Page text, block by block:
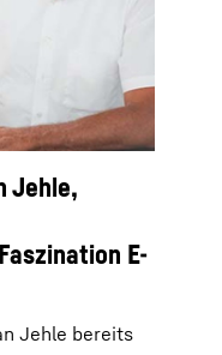
Jehle,
E-
Jehle bereits